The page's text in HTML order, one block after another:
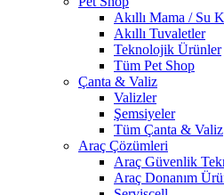
Akıllı Mama / Su
Akıllı Tuvaletler
Teknolojik Ürünler
Tüm Pet Shop
Çanta & Valiz
Valizler
Şemsiyeler
Tüm Çanta & Valiz
Araç Çözümleri
Araç Güvenlik
Araç Donanım